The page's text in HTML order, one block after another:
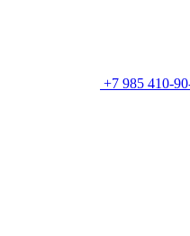
+7 985 410-